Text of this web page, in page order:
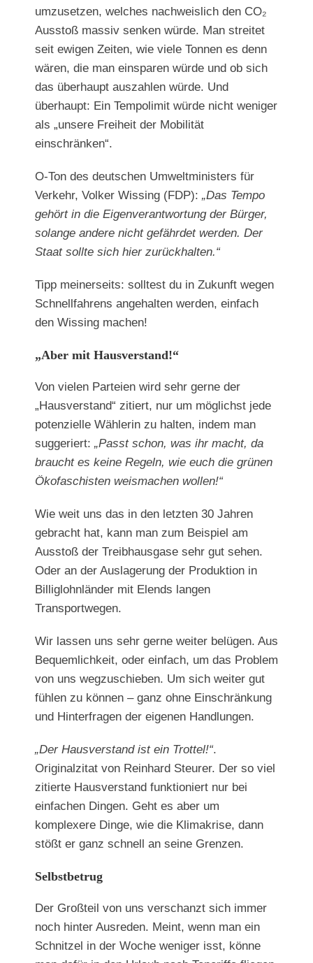
umzusetzen, welches nachweislich den CO₂
Ausstoß massiv senken würde. Man streitet
seit ewigen Zeiten, wie viele Tonnen es denn
wären, die man einsparen würde und ob sich
das überhaupt auszahlen würde. Und
überhaupt: Ein Tempolimit würde nicht weniger
als „unsere Freiheit der Mobilität
einschränken“.
O-Ton des deutschen Umweltministers für
Verkehr, Volker Wissing (FDP): „Das Tempo
gehört in die Eigenverantwortung der Bürger,
solange andere nicht gefährdet werden. Der
Staat sollte sich hier zurückhalten.“
Tipp meinerseits: solltest du in Zukunft wegen
Schnellfahrens angehalten werden, einfach
den Wissing machen!
„Aber mit Hausverstand!“
Von vielen Parteien wird sehr gerne der
„Hausverstand“ zitiert, nur um möglichst jede
potenzielle Wählerin zu halten, indem man
suggeriert: „Passt schon, was ihr macht, da
braucht es keine Regeln, wie euch die grünen
Ökofaschisten weismachen wollen!“
Wie weit uns das in den letzten 30 Jahren
gebracht hat, kann man zum Beispiel am
Ausstoß der Treibhausgase sehr gut sehen.
Oder an der Auslagerung der Produktion in
Billiglohnländer mit Elends langen
Transportwegen.
Wir lassen uns sehr gerne weiter belügen. Aus
Bequemlichkeit, oder einfach, um das Problem
von uns wegzuschieben. Um sich weiter gut
fühlen zu können – ganz ohne Einschränkung
und Hinterfragen der eigenen Handlungen.
„Der Hausverstand ist ein Trottel!“.
Originalzitat von Reinhard Steurer. Der so viel
zitierte Hausverstand funktioniert nur bei
einfachen Dingen. Geht es aber um
komplexere Dinge, wie die Klimakrise, dann
stößt er ganz schnell an seine Grenzen.
Selbstbetrug
Der Großteil von uns verschanzt sich immer
noch hinter Ausreden. Meint, wenn man ein
Schnitzel in der Woche weniger isst, könne